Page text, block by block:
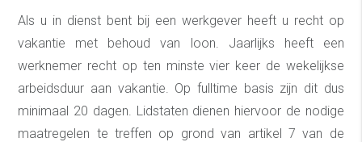
Als u in dienst bent bij een werkgever heeft u recht op
vakantie met behoud van loon. Jaarlijks heeft een
werknemer recht op ten minste vier keer de wekelijkse
arbeidsduur aan vakantie. Op fulltime basis zijn dit dus
minimaal 20 dagen. Lidstaten dienen hiervoor de nodige
maatregelen te treffen op grond van artikel 7 van de